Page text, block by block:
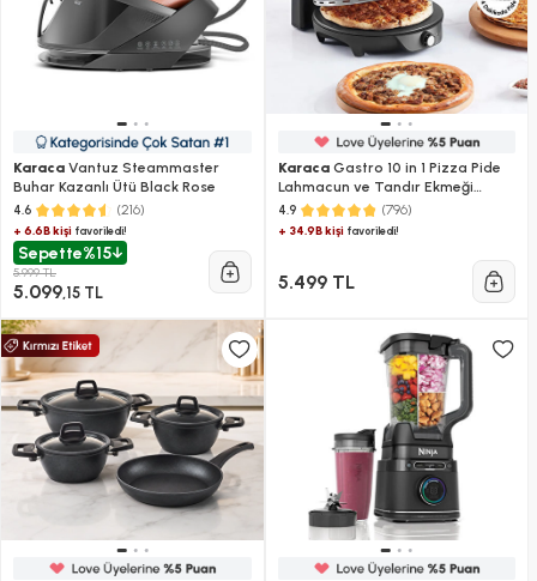
Karaca Vantuz Steammaster
Buhar Kazanlı Ütü Black Rose
4.6 (216)
+ 6.6B kişi favoriledi!
Sepette%15
5.999 TL
5.099,15 TL
KaracaGastro 10 in 1 Pizza Pide
Lahmacun ve Tandır Ekmeği
Makinesi Biodiamond Matte Black
4.9 (796)
+ 34.9B kişifavoriledi!
5.499 TL